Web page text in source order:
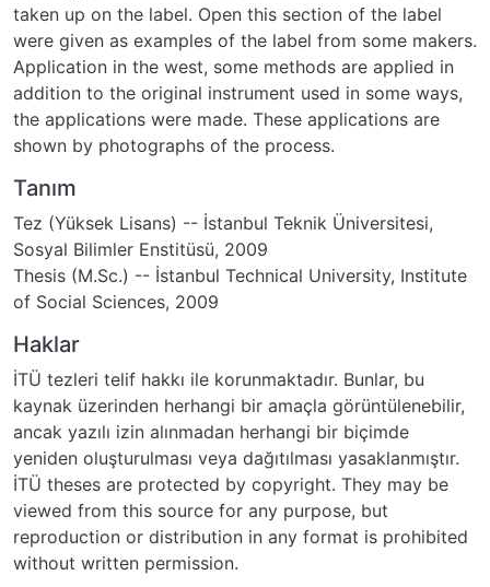
taken up on the label. Open this section of the label
were given as examples of the label from some makers.
Application in the west, some methods are applied in
addition to the original instrument used in some ways,
the applications were made. These applications are
shown by photographs of the process.
Tanım
Tez (Yüksek Lisans) -- İstanbul Teknik Üniversitesi,
Sosyal Bilimler Enstitüsü, 2009
Thesis (M.Sc.) -- İstanbul Technical University, Institute
of Social Sciences, 2009
Haklar
İTÜ tezleri telif hakkı ile korunmaktadır. Bunlar, bu
kaynak üzerinden herhangi bir amaçla görüntülenebilir,
ancak yazılı izin alınmadan herhangi bir biçimde
yeniden oluşturulması veya dağıtılması yasaklanmıştır.
İTÜ theses are protected by copyright. They may be
viewed from this source for any purpose, but
reproduction or distribution in any format is prohibited
without written permission.